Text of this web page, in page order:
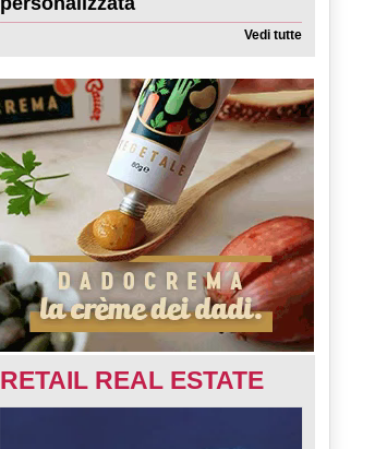
Vedi tutte
RETAIL REAL ESTATE